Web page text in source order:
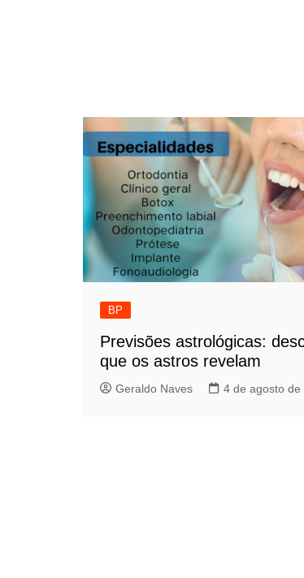
BP
Previsões astrológicas:
que os astros revelam
Geraldo Naves 4 de agosto de